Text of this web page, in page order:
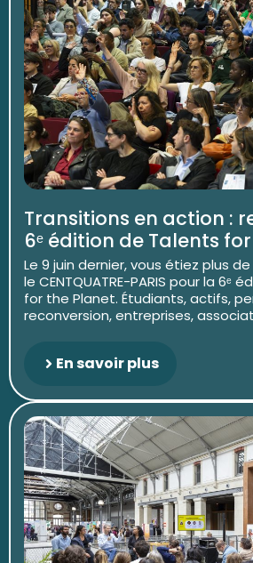
Transitions en action :
6ᵉ édition de Talents
Le 9 juin dernier, vous étiez plus
le CENTQUATRE-PARIS pour la 6ᵉ
for the Planet. Étudiants, actifs,
reconversion, entreprises,
En savoir plus